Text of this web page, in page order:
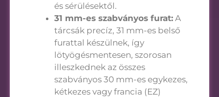
és sérülésektől.
31 mm-es szabványos furat: A
tárcsák precíz, 31 mm-es belső
furattal készülnek, így
lötyögésmentesen, szorosan
illeszkednek az összes
szabványos 30 mm-es egykezes,
kétkezes vagy francia (EZ)